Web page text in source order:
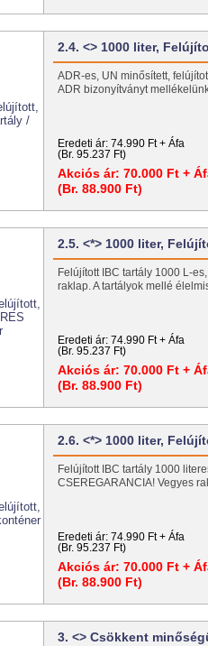
2.4. <> 1000 liter,
ADR-es, UN minősített,
ADR bizonyítványt
Eredeti ár: 74.990 Ft + Áfa
(Br. 95.237 Ft)
Akciós ár: 70.000 Ft +
(Br. 88.900 Ft)
2.5. <*> 1000 liter,
Felújított IBC tartály 1000 L-
raklap. A tartályok mellé
Eredeti ár: 74.990 Ft + Áfa
(Br. 95.237 Ft)
Akciós ár: 70.000 Ft +
(Br. 88.900 Ft)
2.6. <*> 1000 liter,
Felújított IBC tartály 1000
CSEREGARANCIA! Vegyes
Eredeti ár: 74.990 Ft + Áfa
(Br. 95.237 Ft)
Akciós ár: 70.000 Ft +
(Br. 88.900 Ft)
3. <> Csökkent